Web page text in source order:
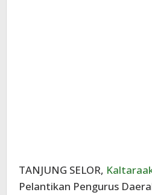
TANJUNG SELOR,
Pelantikan Pengurus